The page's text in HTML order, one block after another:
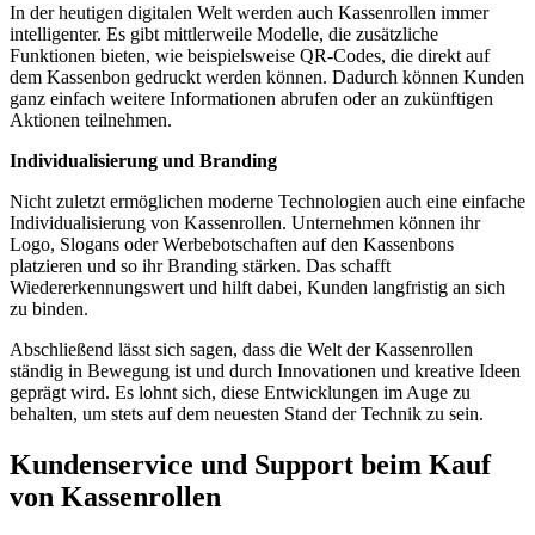
In der heutigen digitalen Welt werden auch Kassenrollen immer
intelligenter. Es gibt mittlerweile Modelle, die zusätzliche
Funktionen bieten, wie beispielsweise QR-Codes, die direkt auf
dem Kassenbon gedruckt werden können. Dadurch können Kunden
ganz einfach weitere Informationen abrufen oder an zukünftigen
Aktionen teilnehmen.
Individualisierung und Branding
Nicht zuletzt ermöglichen moderne Technologien auch eine einfache
Individualisierung von Kassenrollen. Unternehmen können ihr
Logo, Slogans oder Werbebotschaften auf den Kassenbons
platzieren und so ihr Branding stärken. Das schafft
Wiedererkennungswert und hilft dabei, Kunden langfristig an sich
zu binden.
Abschließend lässt sich sagen, dass die Welt der Kassenrollen
ständig in Bewegung ist und durch Innovationen und kreative Ideen
geprägt wird. Es lohnt sich, diese Entwicklungen im Auge zu
behalten, um stets auf dem neuesten Stand der Technik zu sein.
Kundenservice und Support beim Kauf
von Kassenrollen